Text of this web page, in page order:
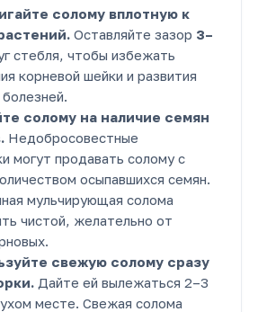
солому вплотную к
Оставляйте зазор 3–
стебля, чтобы избежать
корневой шейки и развития
солому на наличие семян
Недобросовестные
могут продавать солому с
осыпавшихся семян.
мульчирующая солома
чистой, желательно от
свежую солому сразу
Дайте ей вылежаться 2–3
месте. Свежая солома